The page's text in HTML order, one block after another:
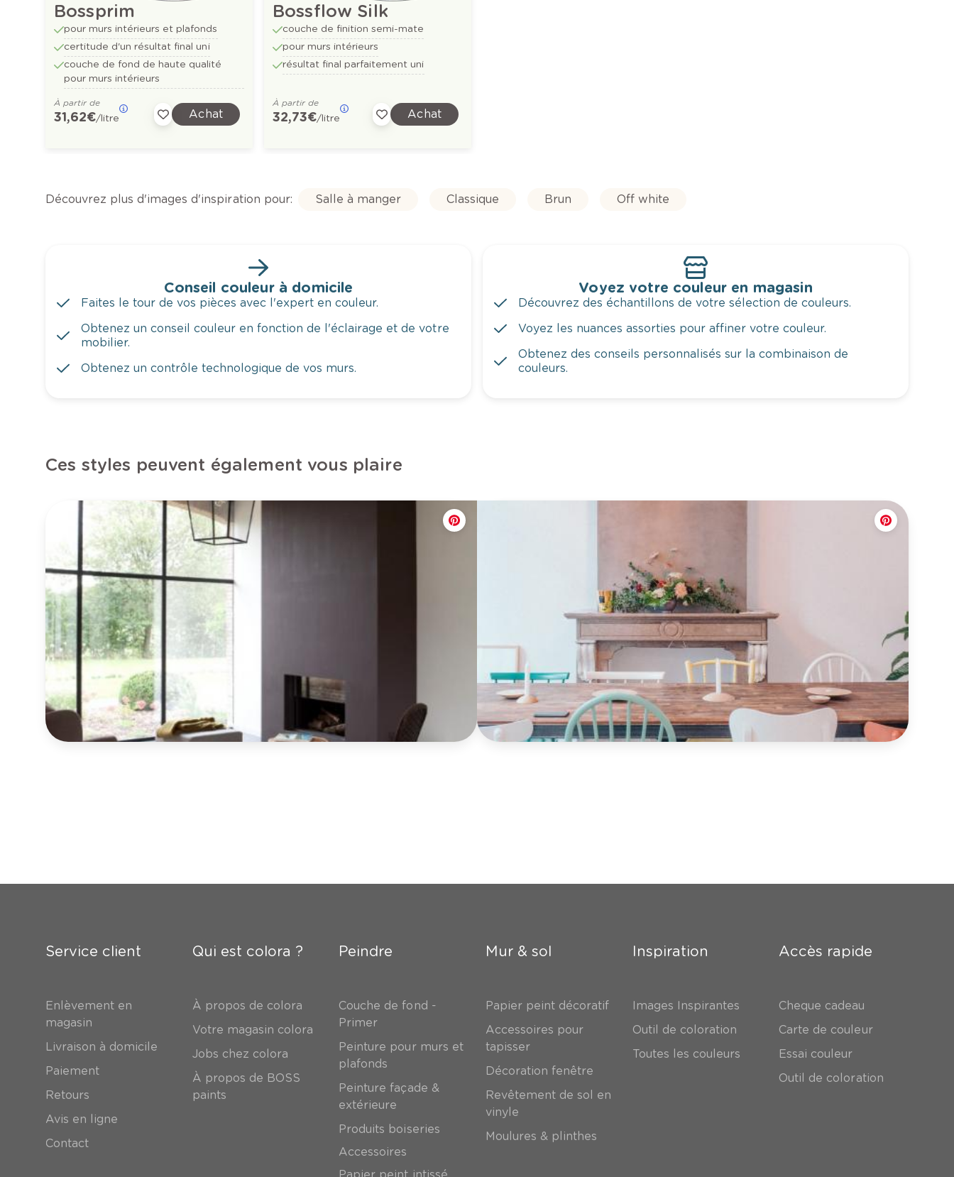
Bossprim
pour murs intérieurs et plafonds
certitude d'un résultat final uni
couche de fond de haute qualité
pour murs intérieurs
À partir de
31,62 €/litre Achat
Bossflow Silk
couche de finition semi-mate
pour murs intérieurs
résultat final parfaitement uni
À partir de
32,73 €/litre Achat
Découvrez plus d'images d'inspiration pour: Salle à manger Classique Brun Off white
Conseil couleur à domicile
Faites le tour de vos pièces avec l'expert en couleur.
Obtenez un conseil couleur en fonction de l'éclairage et de votre
mobilier.
Obtenez un contrôle technologique de vos murs.
Voyez votre couleur en magasin
Découvrez des échantillons de votre sélection de couleurs.
Voyez les nuances assorties pour affiner votre couleur.
Obtenez des conseils personnalisés sur la combinaison de
couleurs.
Ces styles peuvent également vous plaire
Service client
Enlèvement en
magasin
Livraison à domicile
Paiement
Retours
Avis en ligne
Contact
Qui est colora ?
À propos de colora
Votre magasin colora
Jobs chez colora
À propos de BOSS
paints
Peindre
Couche de fond -
Primer
Peinture pour murs et
plafonds
Peinture façade &
extérieure
Produits boiseries
Accessoires
Mur & sol
Papier peint décoratif
Accessoires pour
tapisser
Décoration fenêtre
Revêtement de sol en
vinyle
Moulures & plinthes
Inspiration
Images Inspirantes
Outil de coloration
Toutes les couleurs
Accès rapide
Cheque cadeau
Carte de couleur
Essai couleur
Outil de coloration